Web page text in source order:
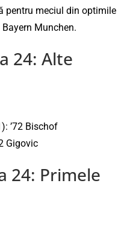
pentru meciul din optimile
Munchen.
24: Alte
’72 Bischof
Gigovic
24: Primele